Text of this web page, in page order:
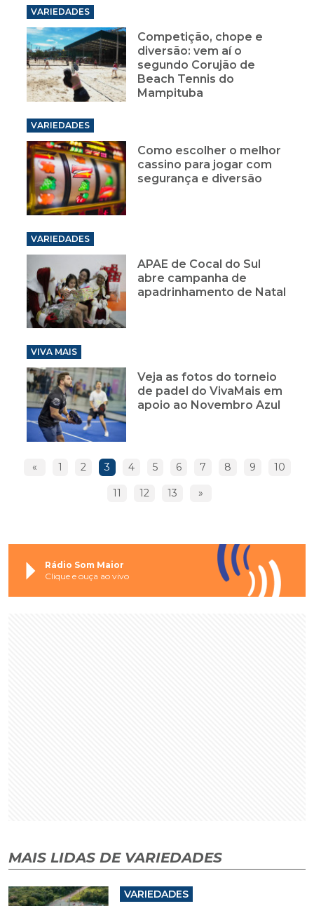
VARIEDADES
Competição, chope e
diversão: vem aí o
segundo Corujão de
Beach Tennis do
Mampituba
VARIEDADES
Como escolher o melhor
cassino para jogar com
segurança e diversão
VARIEDADES
APAE de Cocal do Sul
abre campanha de
apadrinhamento de Natal
VIVA MAIS
Veja as fotos do torneio
de padel do VivaMais em
apoio ao Novembro Azul
« 1 2 3 4 5 6 7 8 9 10
11 12 13 »
Rádio Som Maior
Clique e ouça ao vivo
MAIS LIDAS DE VARIEDADES
VARIEDADES